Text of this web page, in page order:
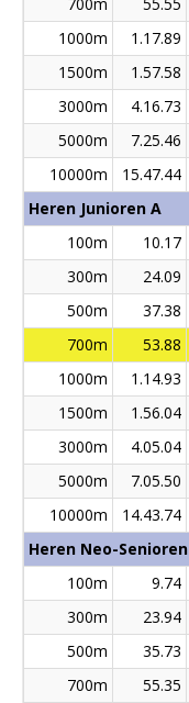
1000m
1.17.89
1500m
1.57.58
3000m
4.16.73
5000m
7.25.46
10000m
15.47.44
Heren Junioren A
100m
10.17
300m
24.09
500m
37.38
700m
53.88
1000m
1.14.93
1500m
1.56.04
3000m
4.05.04
5000m
7.05.50
10000m
14.43.74
Heren Neo-Senioren
100m
9.74
300m
23.94
500m
35.73
700m
55.35